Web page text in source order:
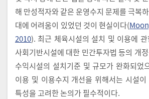
해 만성적자와 같은 운영수지 문제를 극복
대에 어려움이 있었던 것이 현실이다(
2010). 최근 체육시설의 설치 및 이용에
사회기반시설에 대한 민간투자법 등의 개
수익시설의 설치기준 및 규모가 완화되었
이용 및 이용수지 개선을 위해서는 시설
특성을 고려한 논의가 필수적이다.